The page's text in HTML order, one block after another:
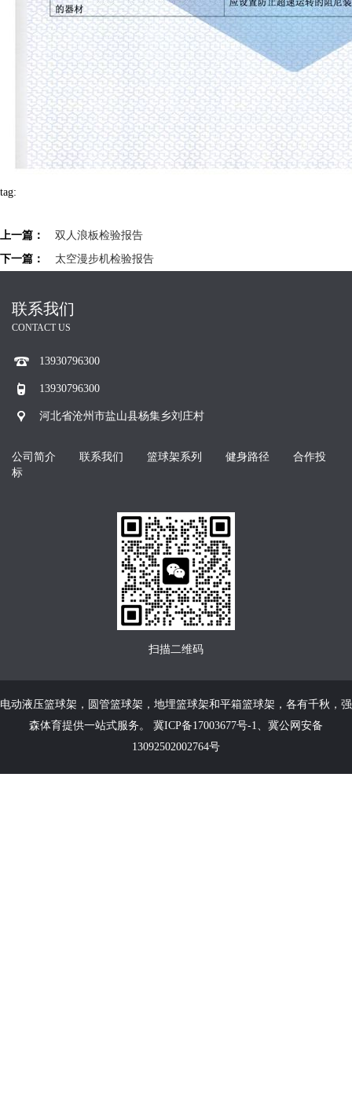
tag:
上一篇：
双人浪板检验报告
下一篇：
太空漫步机检验报告
联系我们
CONTACT US
13930796300
13930796300
河北省沧州市盐山县杨集乡刘庄村
公司简介 联系我们 篮球架系列 健身路径
合作投
标
扫描二维码
电动液压篮球架 ， 圆管篮球架 ， 地埋篮球架和平箱篮球架 ，各有千秋，强
森体育提供一站式服务。 冀ICP备17003677号-1
冀公网安备
13092502002764号